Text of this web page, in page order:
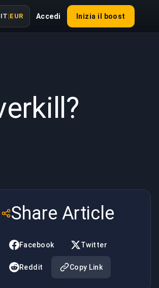
IT |EUR Accedi Inizia il boost
Share Article
Facebook Twitter
Reddit Copy Link